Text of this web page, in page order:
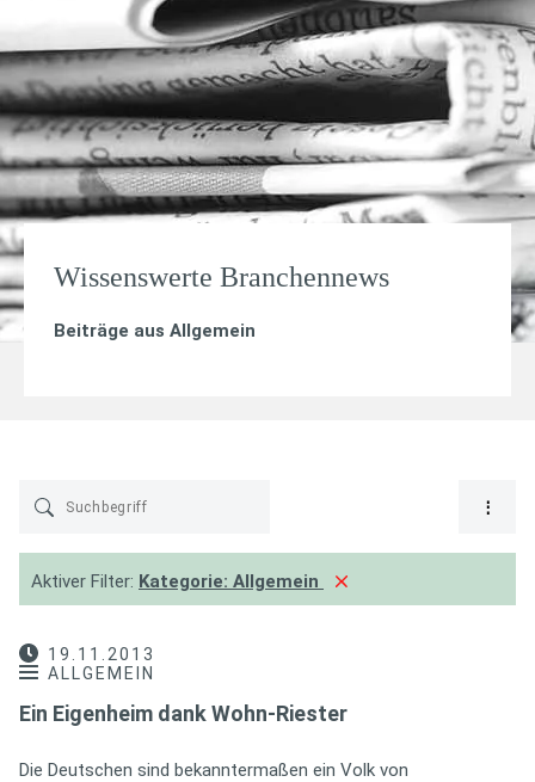
Wissenswerte Branchennews
Beiträge aus Allgemein
Aktiver Filter: Kategorie: Allgemein
19.11.2013
ALLGEMEIN
Ein Eigenheim dank Wohn-Riester
Die Deutschen sind bekanntermaßen ein Volk von